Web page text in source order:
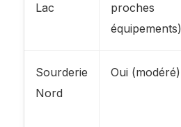
Lac
proches
équipements)
Sourderie
Nord
Oui (modéré)